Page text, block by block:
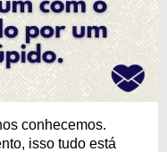
conhecemos.
isso tudo está